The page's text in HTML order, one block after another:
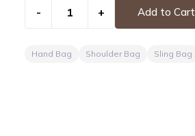
- + Add to Cart
Hand Bag Shoulder Bag Sling Bag